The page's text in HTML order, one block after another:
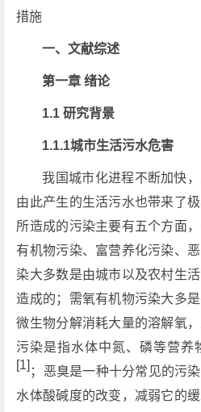
措施
一、文献综述
第一章 绪论
1.1 研究背景
1.1.1城市生活污水危害
我国城市化进程不断加快
由此产生的生活污水也带来了
所造成的污染主要有五个方面
有机物污染、富营养化污染、
染大多数是由城市以及农村生
造成的；需氧有机物污染大多
微生物分解消耗大量的溶解氧
污染是指水体中氮、磷等营养
[1] ；恶臭是一种十分常见的污
水体酸碱度的改变，减弱它的